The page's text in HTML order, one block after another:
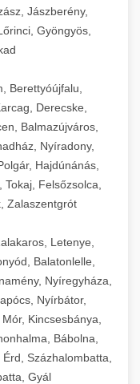
Jászberény,
Gyöngyös,
Berettyóújfalu,
Derecske,
Balmazújváros,
Nyíradony,
Hajdúnánás,
Felsőzsolca,
Zalaszentgrót
Letenye,
Balatonlelle,
Nyíregyháza,
Nyírbátor,
Kincsesbánya,
Bábolna,
Százhalombatta,
Gyál